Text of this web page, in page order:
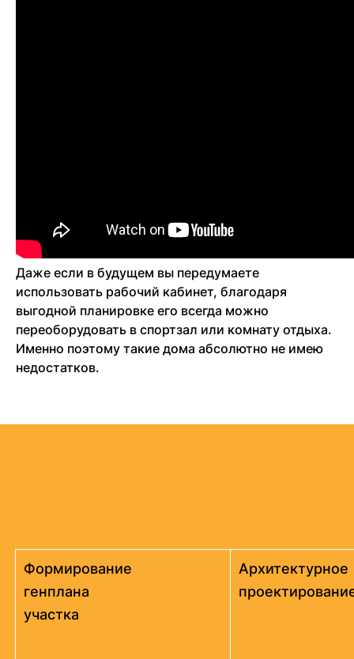
Даже если в будущем вы передумаете
использовать рабочий кабинет, благодаря
выгодной планировке его всегда можно
переоборудовать в спортзал или комнату отдыха.
Именно поэтому такие дома абсолютно не имею
недостатков.
Формирование
генплана
участка
Архитектурное